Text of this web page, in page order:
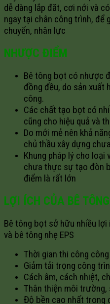
dễ dàng lắp đăt, cơi nới và
ngay tại chân công trình, để
chuyển, nhân lực
NHƯỢC ĐIỂM
Bê tông bọt có nhược
đồng đều, do sản xuất
công.
Các chất tạo bọt có
cũng cho hiệu quả và
Do mới mẻ nên khả
chủ thầu xây dựng
Khung pháp lý cho loại
chưa thực sự tạo đòn
điểm là rất lớn
LỢI ÍCH CỦA BÊ
Bê tông bọt sở hữu nhiều
và bê tông nhẹ EPS
Thời gian thi công
Giảm tải trọng công
Cách âm, cách nhiệt,
Thân thiện môi
Độ bền cao nhất trong